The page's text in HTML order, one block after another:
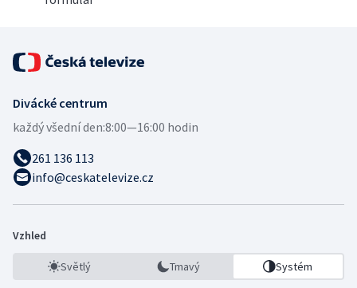
Divácké centrum
každý všední den:8:00—16:00 hodin
261 136 113
info@ceskatelevize.cz
Vzhled
Světlý Tmavý Systém